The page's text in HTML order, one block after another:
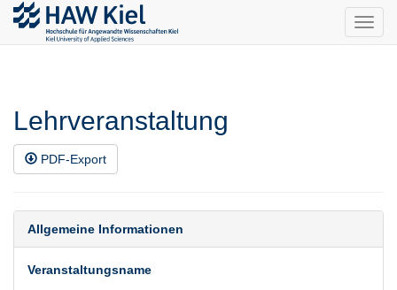
Lehrveranstaltung
PDF-Export
Allgemeine Informationen
Veranstaltungsname